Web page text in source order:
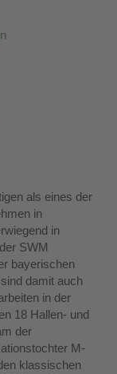
als eines der
in
in
SWM
bayerischen
damit auch
in der
18 Hallen- und
der
M-
klassischen